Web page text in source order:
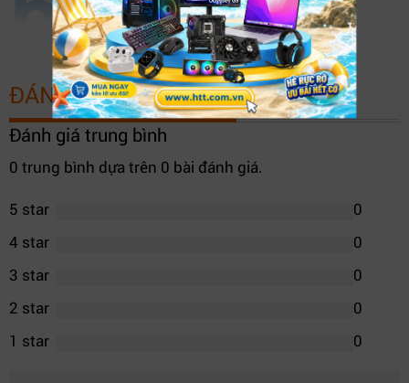
XEM THÊM
ĐÁNH GIÁ SẢN PHẨM
Đánh giá trung bình
0 trung bình dựa trên 0 bài đánh giá.
5 star
0
4 star
0
3 star
0
2 star
0
1 star
0